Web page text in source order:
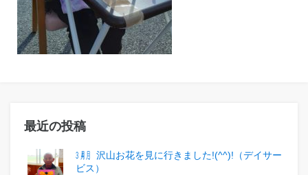
最近の投稿
㋂㋃、沢山お花を見に行きました!(^^)!（デイサー
ビス）